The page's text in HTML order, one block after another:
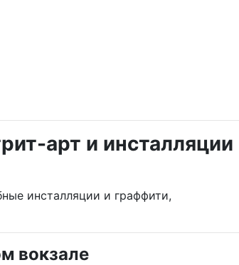
арт и инсталляции
инсталляции и граффити,
вокзале